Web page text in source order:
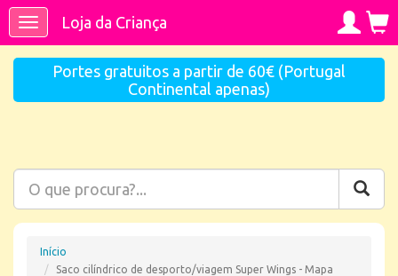
ToggleLoja da Criança
Portes gratuitos a partir de 60€ (Portugal
Continental apenas)
Início
Saco cilíndrico de desporto/viagem Super Wings - Mapa